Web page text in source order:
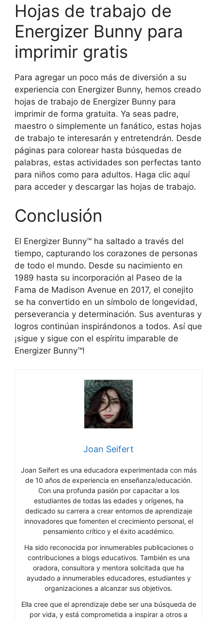
Hojas de trabajo de
Energizer Bunny para
imprimir gratis
Para agregar un poco más de diversión a su
experiencia con Energizer Bunny, hemos creado
hojas de trabajo de Energizer Bunny para
imprimir de forma gratuita. Ya seas padre,
maestro o simplemente un fanático, estas hojas
de trabajo te interesarán y entretendrán. Desde
páginas para colorear hasta búsquedas de
palabras, estas actividades son perfectas tanto
para niños como para adultos. Haga clic aquí
para acceder y descargar las hojas de trabajo.
Conclusión
El Energizer Bunny™ ha saltado a través del
tiempo, capturando los corazones de personas
de todo el mundo. Desde su nacimiento en
1989 hasta su incorporación al Paseo de la
Fama de Madison Avenue en 2017, el conejito
se ha convertido en un símbolo de longevidad,
perseverancia y determinación. Sus aventuras y
logros continúan inspirándonos a todos. Así que
¡sigue y sigue con el espíritu imparable de
Energizer Bunny™!
Joan Seifert
Joan Seifert es una educadora experimentada con más
de 10 años de experiencia en enseñanza/educación.
Con una profunda pasión por capacitar a los
estudiantes de todas las edades y orígenes, ha
dedicado su carrera a crear entornos de aprendizaje
innovadores que fomenten el crecimiento personal, el
pensamiento crítico y el éxito académico.
Ha sido reconocida por innumerables publicaciones o
contribuciones a blogs educativos. También es una
oradora, consultora y mentora solicitada que ha
ayudado a innumerables educadores, estudiantes y
organizaciones a alcanzar sus objetivos.
Ella cree que el aprendizaje debe ser una búsqueda de
por vida, y está comprometida a inspirar a otros a